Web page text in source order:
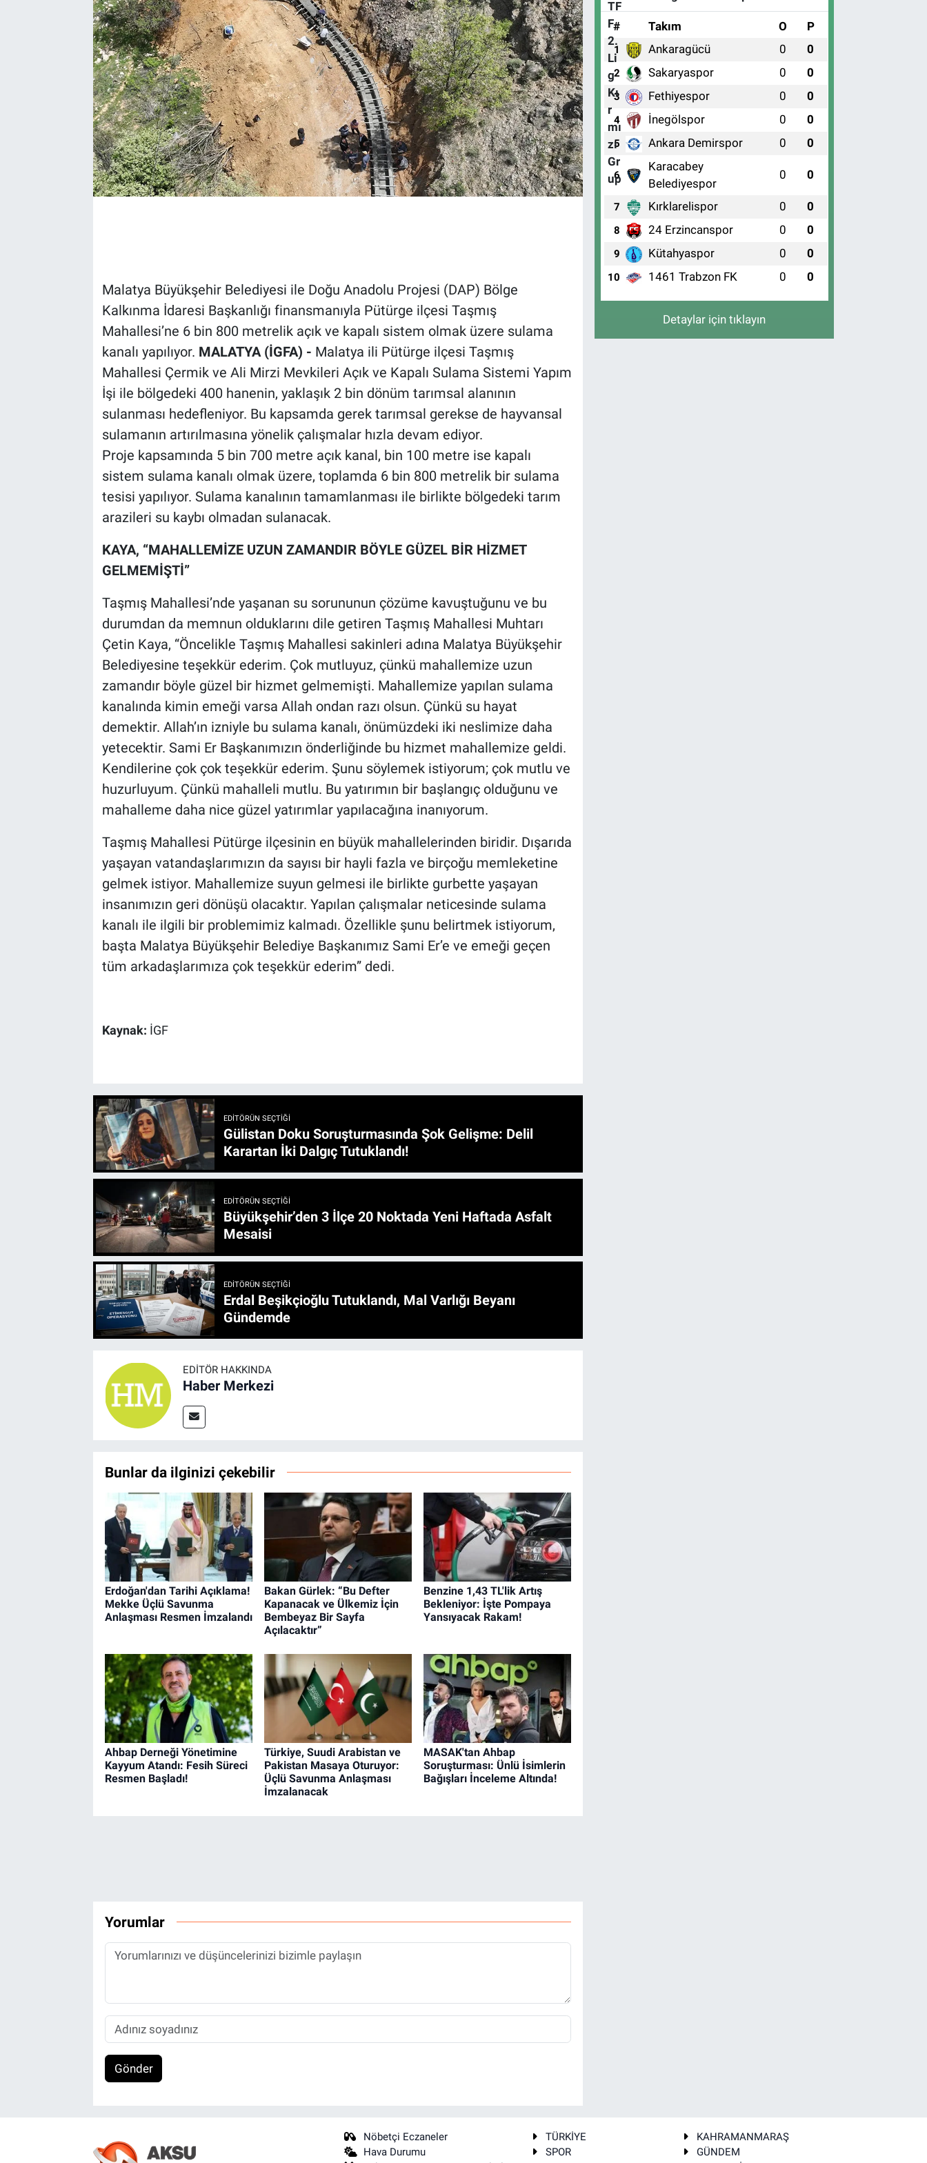
Malatya Büyükşehir Belediyesi ile Doğu Anadolu Projesi (DAP) Bölge
Kalkınma İdaresi Başkanlığı finansmanıyla Pütürge ilçesi Taşmış
Mahallesi’ne 6 bin 800 metrelik açık ve kapalı sistem olmak üzere sulama
kanalı yapılıyor. MALATYA (İGFA) - Malatya ili Pütürge ilçesi Taşmış
Mahallesi Çermik ve Ali Mirzi Mevkileri Açık ve Kapalı Sulama Sistemi Yapım
İşi ile bölgedeki 400 hanenin, yaklaşık 2 bin dönüm tarımsal alanının
sulanması hedefleniyor. Bu kapsamda gerek tarımsal gerekse de hayvansal
sulamanın artırılmasına yönelik çalışmalar hızla devam ediyor.
Proje kapsamında 5 bin 700 metre açık kanal, bin 100 metre ise kapalı
sistem sulama kanalı olmak üzere, toplamda 6 bin 800 metrelik bir sulama
tesisi yapılıyor. Sulama kanalının tamamlanması ile birlikte bölgedeki tarım
arazileri su kaybı olmadan sulanacak.
KAYA, “MAHALLEMİZE UZUN ZAMANDIR BÖYLE GÜZEL BİR HİZMET
GELMEMİŞTİ”
Taşmış Mahallesi’nde yaşanan su sorununun çözüme kavuştuğunu ve bu
durumdan da memnun olduklarını dile getiren Taşmış Mahallesi Muhtarı
Çetin Kaya, “Öncelikle Taşmış Mahallesi sakinleri adına Malatya Büyükşehir
Belediyesine teşekkür ederim. Çok mutluyuz, çünkü mahallemize uzun
zamandır böyle güzel bir hizmet gelmemişti. Mahallemize yapılan sulama
kanalında kimin emeği varsa Allah ondan razı olsun. Çünkü su hayat
demektir. Allah’ın izniyle bu sulama kanalı, önümüzdeki iki neslimize daha
yetecektir. Sami Er Başkanımızın önderliğinde bu hizmet mahallemize geldi.
Kendilerine çok çok teşekkür ederim. Şunu söylemek istiyorum; çok mutlu ve
huzurluyum. Çünkü mahalleli mutlu. Bu yatırımın bir başlangıç olduğunu ve
mahalleme daha nice güzel yatırımlar yapılacağına inanıyorum.
Taşmış Mahallesi Pütürge ilçesinin en büyük mahallelerinden biridir. Dışarıda
yaşayan vatandaşlarımızın da sayısı bir hayli fazla ve birçoğu memleketine
gelmek istiyor. Mahallemize suyun gelmesi ile birlikte gurbette yaşayan
insanımızın geri dönüşü olacaktır. Yapılan çalışmalar neticesinde sulama
kanalı ile ilgili bir problemimiz kalmadı. Özellikle şunu belirtmek istiyorum,
başta Malatya Büyükşehir Belediye Başkanımız Sami Er’e ve emeği geçen
tüm arkadaşlarımıza çok teşekkür ederim” dedi.
Kaynak: İGF
EDITÖRÜN SEÇTIĞI
Gülistan Doku Soruşturmasında Şok Gelişme: Delil
Karartan İki Dalgıç Tutuklandı!
EDITÖRÜN SEÇTIĞI
Büyükşehir’den 3 İlçe 20 Noktada Yeni Haftada Asfalt
Mesaisi
EDITÖRÜN SEÇTIĞI
Erdal Beşikçioğlu Tutuklandı, Mal Varlığı Beyanı
Gündemde
EDITÖR HAKKINDA
Haber Merkezi
Bunlar da ilginizi çekebilir
Erdoğan'dan Tarihi Açıklama!
Mekke Üçlü Savunma
Anlaşması Resmen İmzalandı
Bakan Gürlek: “Bu Defter
Kapanacak ve Ülkemiz İçin
Bembeyaz Bir Sayfa
Açılacaktır”
Benzine 1,43 TL'lik Artış
Bekleniyor: İşte Pompaya
Yansıyacak Rakam!
Ahbap Derneği Yönetimine
Kayyum Atandı: Fesih Süreci
Resmen Başladı!
Türkiye, Suudi Arabistan ve
Pakistan Masaya Oturuyor:
Üçlü Savunma Anlaşması
İmzalanacak
MASAK'tan Ahbap
Soruşturması: Ünlü İsimlerin
Bağışları İnceleme Altında!
Yorumlar
Gönder
# Takım O P
1 Ankaragücü 0 0
2 Sakaryaspor 0 0
3 Fethiyespor 0 0
4 İnegölspor 0 0
5 Ankara Demirspor 0 0
6
Karacabey
Belediyespor
0 0
7 Kırklarelispor 0 0
8 24 Erzincanspor 0 0
9 Kütahyaspor 0 0
10 1461 Trabzon FK 0 0
Detaylar için tıklayın
Nöbetçi Eczaneler
Hava Durumu
TÜRKİYE
KAHRAMANMARAŞ
SPOR
GÜNDEM
KÜLTÜR-SANAT
TEKNOLOJİ